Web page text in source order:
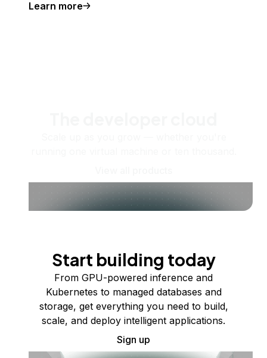
Learn more
Start building today
From GPU-powered inference and
Kubernetes to managed databases and
storage, get everything you need to build,
scale, and deploy intelligent applications.
Sign up